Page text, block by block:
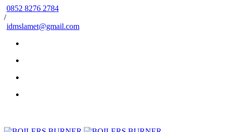
0852 8276 2784
/
idmslamet@gmail.com